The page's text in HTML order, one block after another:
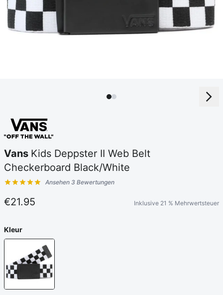
Vans Kids Deppster II Web Belt
Checkerboard Black/White
Kundenbewertungen
Ansehen 3 Bewertungen
€21.95 Inklusive 21 % Mehrwertsteuer
Kleur